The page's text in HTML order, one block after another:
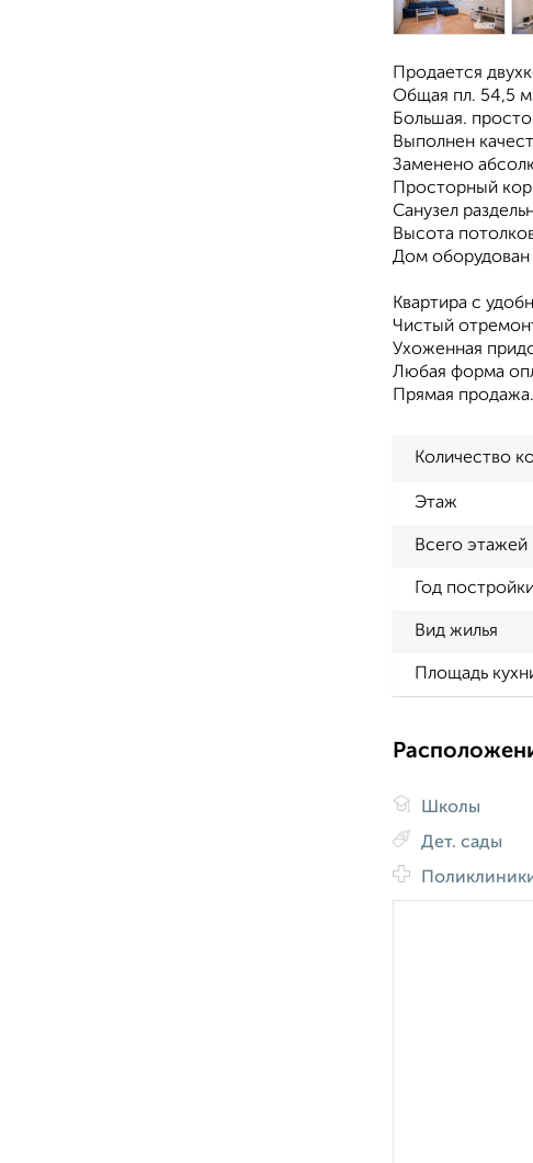
Продается
Общая пл. 54,5
Большая.
Выполнен
Заменено
Просторный
Санузел
Высота
Дом оборудован
Квартира с
Чистый
Ухоженная
Любая форма
Прямая
Количество
Этаж
Всего этажей
Год
Вид жилья
Площадь
Школы
Дет. сады